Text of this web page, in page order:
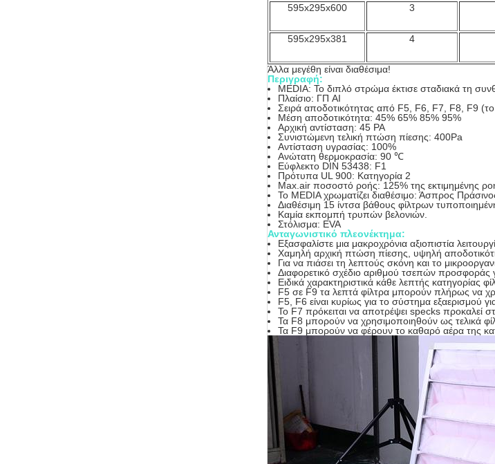
595x295x600 3
595x295x381 4
Άλλα μεγέθη είναι διαθέσιμα!
Περιγραφή:
MEDIA: Το διπλό στρώμα έκτισε σταδιακά τη
Πλαίσιο: ΓΠ AI
Σειρά αποδοτικότητας από F5, F6, F7, F8, F9
Μέση αποδοτικότητα: 45% 65% 85% 95%
Αρχική αντίσταση: 45 PA
Συνιστώμενη τελική πτώση πίεσης: 400Pa
Αντίσταση υγρασίας: 100%
Ανώτατη θερμοκρασία: 90 ℃
Εύφλεκτο DIN 53438: F1
Πρότυπα UL 900: Κατηγορία 2
Max.air ποσοστό ροής: 125% της εκτιμημένης
Το MEDIA χρωματίζει διαθέσιμο: Άσπρος
Διαθέσιμη 15 ίντσα βάθους φίλτρων
Καμία εκπομπή τρυπών βελονιών.
Στόλισμα: EVA
Ανταγωνιστικό πλεονέκτημα:
Εξασφαλίστε μια μακροχρόνια αξιοπιστία
Χαμηλή αρχική πτώση πίεσης, υψηλή
Για να πιάσει τη λεπτούς σκόνη και το
Διαφορετικό σχέδιο αριθμού τσεπών προσφοράς
Ειδικά χαρακτηριστικά κάθε λεπτής κατηγορίας
F5 σε F9 τα λεπτά φίλτρα μπορούν πλήρως να
F5, F6 είναι κυρίως για το σύστημα εξαερισμού
Το F7 πρόκειται να αποτρέψει specks προκαλεί
Τα F8 μπορούν να χρησιμοποιηθούν ως τελικά
Τα F9 μπορούν να φέρουν το καθαρό αέρα της